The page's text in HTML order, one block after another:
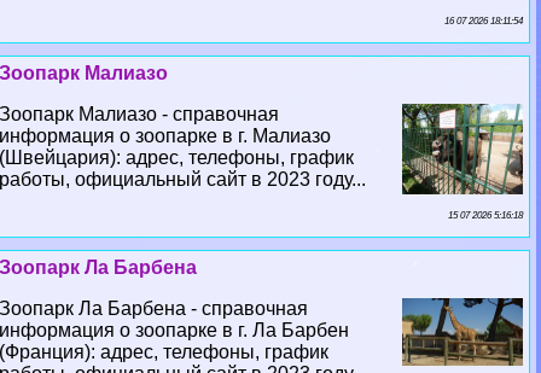
16 07 2026 18:11:54
Зоопарк Малиазо
Зоопарк Малиазо - справочная
информация о зоопарке в г. Малиазо
(Швейцария): адрес, телефоны, график
работы, официальный сайт в 2023 году...
15 07 2026 5:16:18
Зоопарк Ла Барбена
Зоопарк Ла Барбена - справочная
информация о зоопарке в г. Ла Барбен
(Франция): адрес, телефоны, график